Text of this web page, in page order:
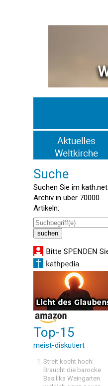
Suche
Suchen Sie im kath.net
Archiv in über 70000
Artikeln:
Top-15
meist-diskutiert
Streit kocht hoch:
Braucht die barocke
Basilika Weingarten